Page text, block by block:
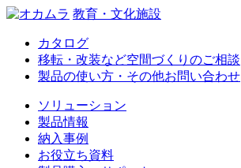
教育・文化施設
カタログ
移転・改装など空間づくりのご相談
製品の使い方・その他お問い合わせ
ソリューション
製品情報
納入事例
お役立ち資料